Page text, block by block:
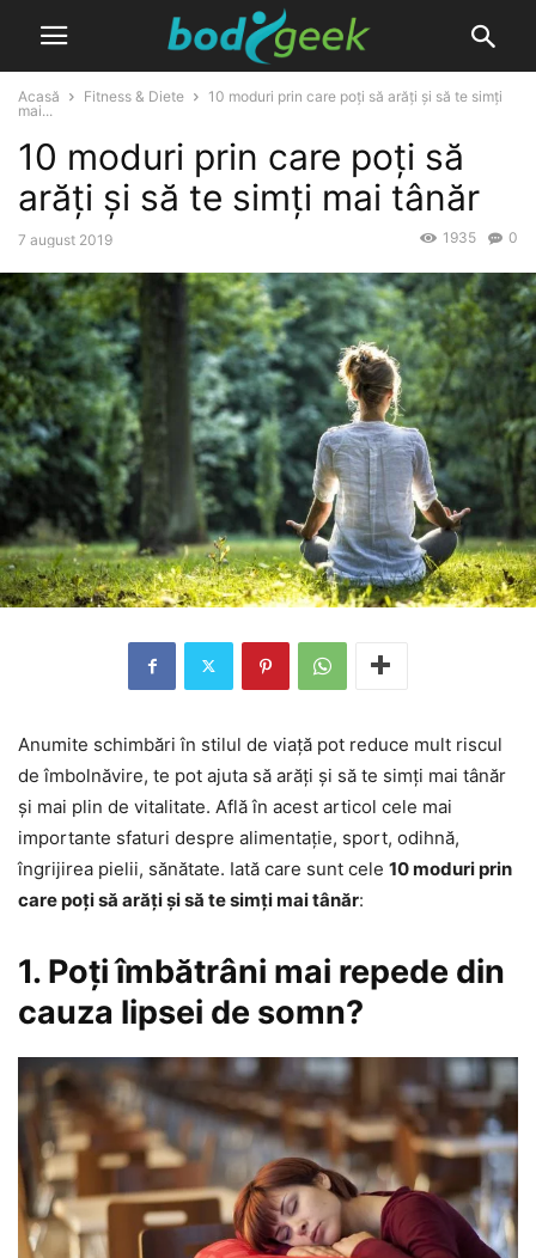
Acasă Fitness & Diete
10 moduri prin care poți să arăți și să te simți
mai...
10 moduri prin care poți să
arăți și să te simți mai tânăr
7 august 2019 0
1935
Anumite schimbări în stilul de viață pot reduce mult riscul
de îmbolnăvire, te pot ajuta să arăți și să te simți mai tânăr
și mai plin de vitalitate. Află în acest articol cele mai
importante sfaturi despre alimentație, sport, odihnă,
îngrijirea pielii, sănătate. Iată care sunt cele 10 moduri prin
care poți să arăți și să te simți mai tânăr:
1. Poți îmbătrâni mai repede din
cauza lipsei de somn?